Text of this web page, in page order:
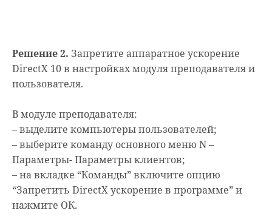
Решение 2. Запретите аппаратное ускорение
DirectX 10 в настройках модуля преподавателя и
пользователя.
В модуле преподавателя:
– выделите компьютеры пользователей;
– выберите команду основного меню N –
Параметры- Параметры клиентов;
– на вкладке “Команды” включите опцию
“Запретить DirectX ускорение в программе” и
нажмите ОК.